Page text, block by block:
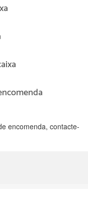
encomenda, contacte-